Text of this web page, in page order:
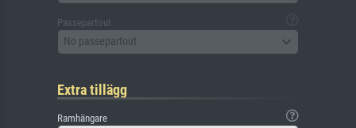
Passepartout
No passepartout
Extra tillägg
Ramhängare